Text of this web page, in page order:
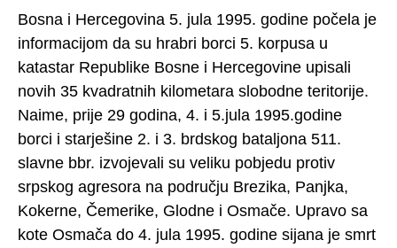
Bosna i Hercegovina 5. jula 1995. godine počela je
informacijom da su hrabri borci 5. korpusa u
katastar Republike Bosne i Hercegovine upisali
novih 35 kvadratnih kilometara slobodne teritorije.
Naime, prije 29 godina, 4. i 5.jula 1995.godine
borci i starješine 2. i 3. brdskog bataljona 511.
slavne bbr. izvojevali su veliku pobjedu protiv
srpskog agresora na području Brezika, Panjka,
Kokerne, Čemerike, Glodne i Osmače. Upravo sa
kote Osmača do 4. jula 1995. godine sijana je smrt